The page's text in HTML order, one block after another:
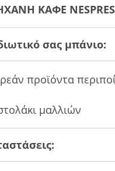
ΚΑΦΕ
σας μπάνιο:
προϊόντα
μαλλιών